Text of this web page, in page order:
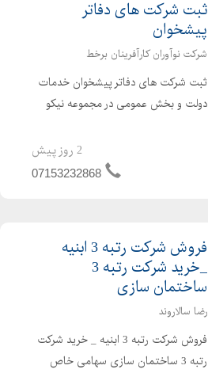
ثبت شرکت های دفاتر
پیشخوان
شرکت نوآوران کارآفرینان برخط
ثبت شرکت های دفاتر پیشخوان خدمات
دولت و بخش عمومی در مجموعه نیکو
و موفق و با دارا بودن وکلای پایه یک،
کارشناسان باتجربه، مشاورین فعال و
2 روز پیش
07153232868
فروش شرکت رتبه 3 ابنیه
_خرید شرکت رتبه 3
ساختمان سازی
رضا سالاروند
فروش شرکت رتبه 3 ابنیه _ خرید شرکت
رتبه 3 ساختمان سازی سهامی خاص